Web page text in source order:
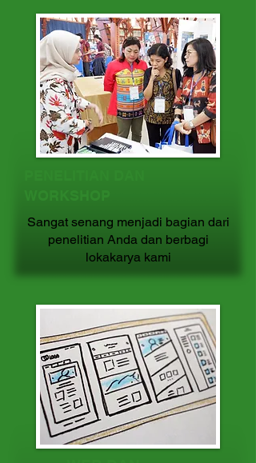
Sangat senang menjadi bagian dari
penelitian Anda dan berbagi
lokakarya kami